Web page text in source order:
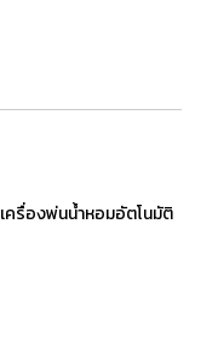
เครื่องพ่นน้ำหอมอัตโนมัติ